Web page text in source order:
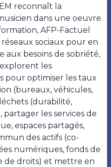
reconnaît la
dans une oeuvre
AFP-Factuel
sociaux pour en
aux besoins de sobriété,
les
pour optimiser les taux
(bureaux, véhicules,
(durabilité,
les services de
espaces partagés,
des actifs (co-
numériques, fonds de
de droits) et mettre en